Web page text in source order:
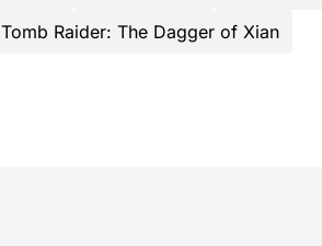
Tomb Raider: The Dagger of Xian